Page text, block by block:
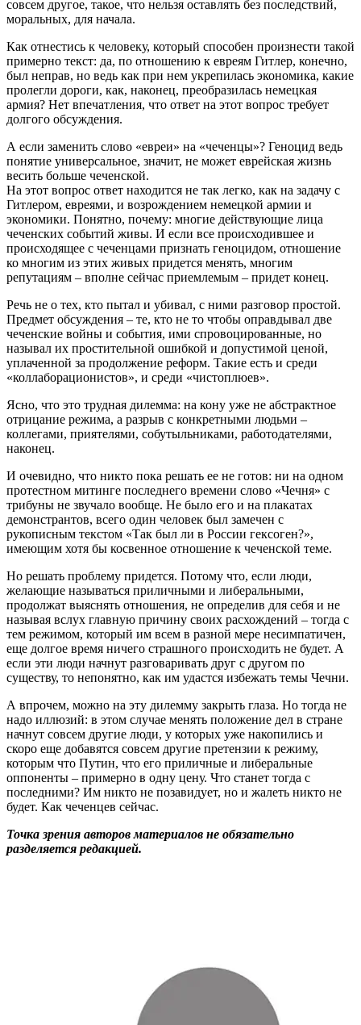
совсем другое, такое, что нельзя оставлять без последствий,
моральных, для начала.
Как отнестись к человеку, который способен произнести такой
примерно текст: да, по отношению к евреям Гитлер, конечно,
был неправ, но ведь как при нем укрепилась экономика, какие
пролегли дороги, как, наконец, преобразилась немецкая
армия? Нет впечатления, что ответ на этот вопрос требует
долгого обсуждения.
А если заменить слово «евреи» на «чеченцы»? Геноцид ведь
понятие универсальное, значит, не может еврейская жизнь
весить больше чеченской.
На этот вопрос ответ находится не так легко, как на задачу с
Гитлером, евреями, и возрождением немецкой армии и
экономики. Понятно, почему: многие действующие лица
чеченских событий живы. И если все происходившее и
происходящее с чеченцами признать геноцидом, отношение
ко многим из этих живых придется менять, многим
репутациям – вполне сейчас приемлемым – придет конец.
Речь не о тех, кто пытал и убивал, с ними разговор простой.
Предмет обсуждения – те, кто не то чтобы оправдывал две
чеченские войны и события, ими спровоцированные, но
называл их простительной ошибкой и допустимой ценой,
уплаченной за продолжение реформ. Такие есть и среди
«коллаборационистов», и среди «чистоплюев».
Ясно, что это трудная дилемма: на кону уже не абстрактное
отрицание режима, а разрыв с конкретными людьми –
коллегами, приятелями, собутыльниками, работодателями,
наконец.
И очевидно, что никто пока решать ее не готов: ни на одном
протестном митинге последнего времени слово «Чечня» с
трибуны не звучало вообще. Не было его и на плакатах
демонстрантов, всего один человек был замечен с
рукописным текстом «Так был ли в России гексоген?»,
имеющим хотя бы косвенное отношение к чеченской теме.
Но решать проблему придется. Потому что, если люди,
желающие называться приличными и либеральными,
продолжат выяснять отношения, не определив для себя и не
называя вслух главную причину своих расхождений – тогда с
тем режимом, который им всем в разной мере несимпатичен,
еще долгое время ничего страшного происходить не будет. А
если эти люди начнут разговаривать друг с другом по
существу, то непонятно, как им удастся избежать темы Чечни.
А впрочем, можно на эту дилемму закрыть глаза. Но тогда не
надо иллюзий: в этом случае менять положение дел в стране
начнут совсем другие люди, у которых уже накопились и
скоро еще добавятся совсем другие претензии к режиму,
которым что Путин, что его приличные и либеральные
оппоненты – примерно в одну цену. Что станет тогда с
последними? Им никто не позавидует, но и жалеть никто не
будет. Как чеченцев сейчас.
Точка зрения авторов материалов не обязательно
разделяется редакцией.